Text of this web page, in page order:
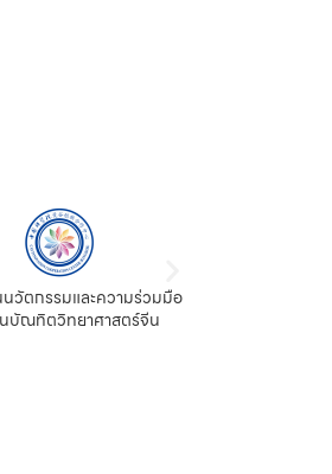
วัตกรรมและความร่วมมือ
บัณทิตวิทยาศาสตร์จีน